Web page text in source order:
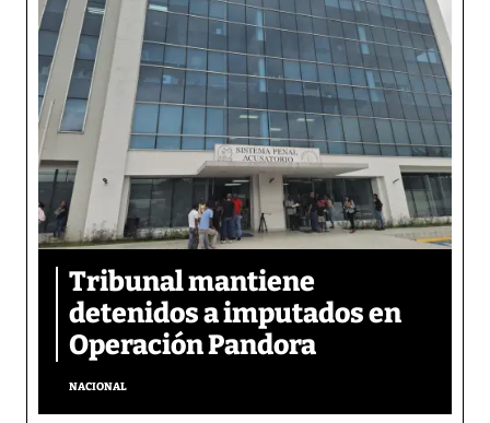
Tribunal mantiene
detenidos a imputados en
Operación Pandora
NACIONAL